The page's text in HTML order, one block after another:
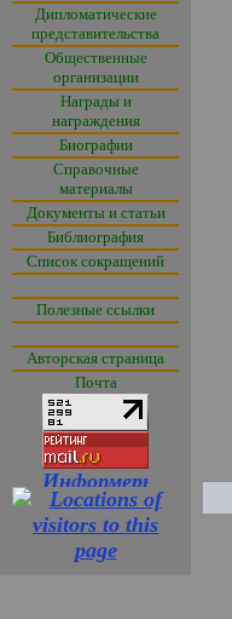
Дипломатические
представительства
Общественные
организации
Награды и
награждения
Биографии
Справочные
материалы
Документы и статьи
Библиография
Список сокращений
Полезные ссылки
Авторская страница
Почта